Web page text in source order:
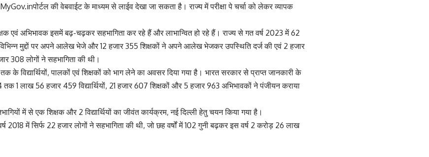
MyGov.inपोर्टल की वेबवाईट के माध्यम से लाईव देखा जा सकता है। राज्य में परीक्षा पे चर्चा को लेकर व्यापक
एवं अभिभावक इसमें बढ़-चढ़कर सहभागिता कर रहे हैं और लाभान्वित हो रहे हैं। राज्य से गत वर्ष 2023 में 62
विभिन्न मुद्दों पर अपने आलेख भेजे और 12 हजार 355 शिक्षकों ने अपने आलेख भेजकर उपस्थिति दर्ज की एवं 2 हजार
308 लोगों ने सहभागिता की थी।
तक के विद्यार्थियों, पालकों एवं शिक्षकों को भाग लेने का अवसर दिया गया है। भारत सरकार से प्राप्त जानकारी के
1 लाख 56 हजार 459 विद्यार्थियों, 21 हजार 607 शिक्षकों और 5 हजार 963 अभिभावकों ने पंजीयन कराया
में से एक शिक्षक और 2 विद्यार्थियों का जीवंत कार्यक्रम, नई दिल्ली हेतु चयन किया गया है।
वर्ष 2018 में सिर्फ 22 हजार लोगों ने सहभागिता की थी, जो छह वर्षों में 102 गुनी बढ़कर इस वर्ष 2 करोड़ 26 लाख